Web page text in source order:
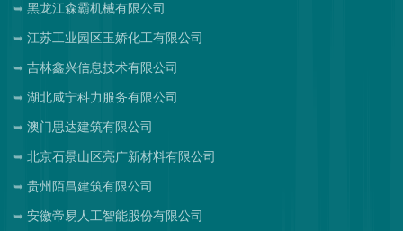
黑龙江森霸机械有限公司
江苏工业园区玉娇化工有限公司
吉林鑫兴信息技术有限公司
湖北咸宁科力服务有限公司
澳门思达建筑有限公司
北京石景山区亮广新材料有限公司
贵州陌昌建筑有限公司
安徽帝易人工智能股份有限公司